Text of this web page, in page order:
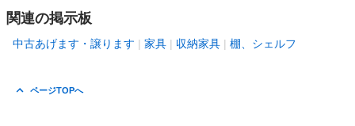
関連の掲示板
中古あげます・譲ります 家具 収納家具 棚、シェルフ
ページTOPへ